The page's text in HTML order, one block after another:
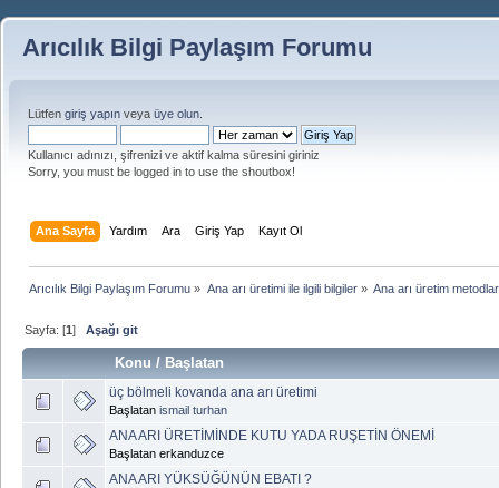
Arıcılık Bilgi Paylaşım Forumu
Lütfen giriş yapın veya üye olun
Kullanıcı adınızı, şifrenizi ve aktif kalma süresini giriniz
Sorry, you must be logged in to use the shoutbox!
Ana Sayfa Yardım Ara Giriş Yap Kayıt Ol
Arıcılık Bilgi Paylaşım Forumu » Ana arı üretimi ile ilgili bilgiler» Ana arı üretim
Sayfa: [1]Aşağı git
Konu /Başlatan
üç bölmeli kovanda ana arı üretimi
Başlatan ismail turhan
ANA ARI ÜRETİMİNDE KUTU YADA RUŞETİN ÖNEMİ
Başlatan erkanduzce
ANA ARI YÜKSÜĞÜNÜN EBATI ?